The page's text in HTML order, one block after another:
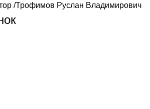
/Трофимов Руслан Владимирович